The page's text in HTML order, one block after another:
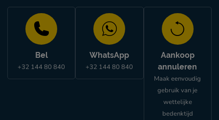
Bel
+32 144 80 840
WhatsApp
+32 144 80 840
Aankoop
annuleren
Maak eenvoudig
gebruik van je
wettelijke
bedenktijd